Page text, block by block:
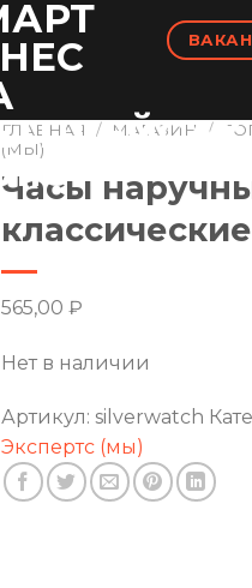
ГЛАВНАЯ / МАГАЗИН /
(МЫ)
Часы
классические
565,00 ₽
Нет в наличии
Артикул: silverwatch
Экспертс (мы)